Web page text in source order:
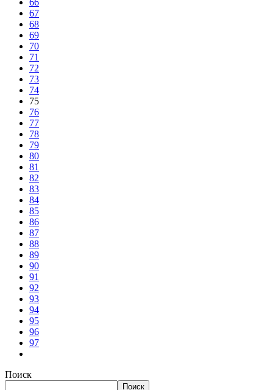
66
67
68
69
70
71
72
73
74
75
76
77
78
79
80
81
82
83
84
85
86
87
88
89
90
91
92
93
94
95
96
97
Поиск
Поиск